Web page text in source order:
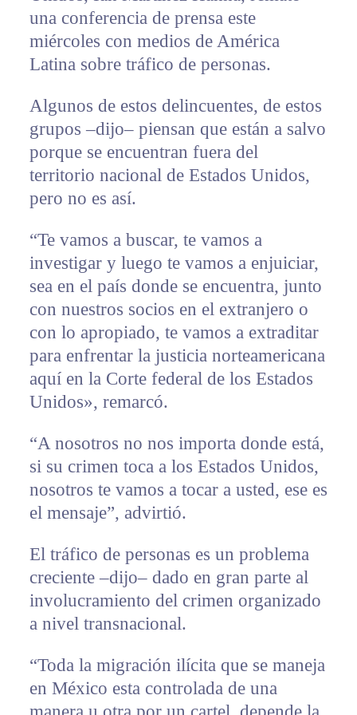
una conferencia de prensa este
miércoles con medios de América
Latina sobre tráfico de personas.
Algunos de estos delincuentes, de estos
grupos –dijo– piensan que están a salvo
porque se encuentran fuera del
territorio nacional de Estados Unidos,
pero no es así.
“Te vamos a buscar, te vamos a
investigar y luego te vamos a enjuiciar,
sea en el país donde se encuentra, junto
con nuestros socios en el extranjero o
con lo apropiado, te vamos a extraditar
para enfrentar la justicia norteamericana
aquí en la Corte federal de los Estados
Unidos», remarcó.
“A nosotros no nos importa donde está,
si su crimen toca a los Estados Unidos,
nosotros te vamos a tocar a usted, ese es
el mensaje”, advirtió.
El tráfico de personas es un problema
creciente –dijo– dado en gran parte al
involucramiento del crimen organizado
a nivel transnacional.
“Toda la migración ilícita que se maneja
en México esta controlada de una